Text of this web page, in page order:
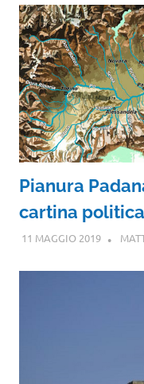
Pianura
cartina politica
11 MAGGIO 2019